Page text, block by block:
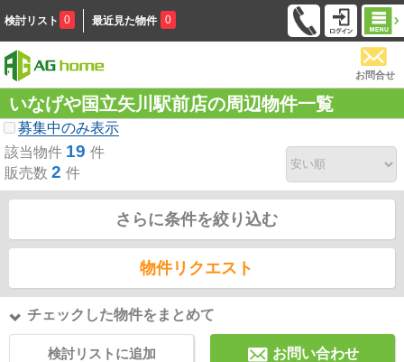
検討リスト 0 最近見た物件 0
お問合せ
いなげや国立矢川駅前店の周辺物件一覧
募集中のみ表示
該当物件 19 件
販売数 2 件
さらに条件を絞り込む
物件リクエスト
チェックした物件をまとめて
検討リストに追加 お問い合わせ